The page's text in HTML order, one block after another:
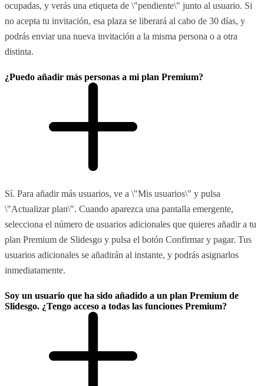
ocupadas, y verás una etiqueta de \"pendiente\" junto al usuario. Si
no acepta tu invitación, esa plaza se liberará al cabo de 30 días, y
podrás enviar una nueva invitación a la misma persona o a otra
distinta.
¿Puedo añadir más personas a mi plan Premium?
Sí. Para añadir más usuarios, ve a \"Mis usuarios\" y pulsa
\"Actualizar plan\". Cuando aparezca una pantalla emergente,
selecciona el número de usuarios adicionales que quieres añadir a tu
plan Premium de Slidesgo y pulsa el botón Confirmar y pagar. Tus
usuarios adicionales se añadirán al instante, y podrás asignarlos
inmediatamente.
Soy un usuario que ha sido añadido a un plan Premium de
Slidesgo. ¿Tengo acceso a todas las funciones Premium?